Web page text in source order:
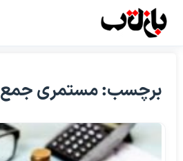
برچسب: مستمری جمع